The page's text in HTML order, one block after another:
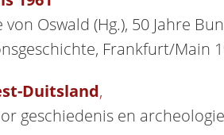
Oswald (Hg.), 50 Jahre
Frankfurt/Main
Duitsland,
geschiedenis en